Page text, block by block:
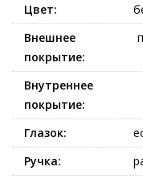
Цвет:
Внешнее
покрытие:
Внутреннее
покрытие:
Глазок:
Ручка: